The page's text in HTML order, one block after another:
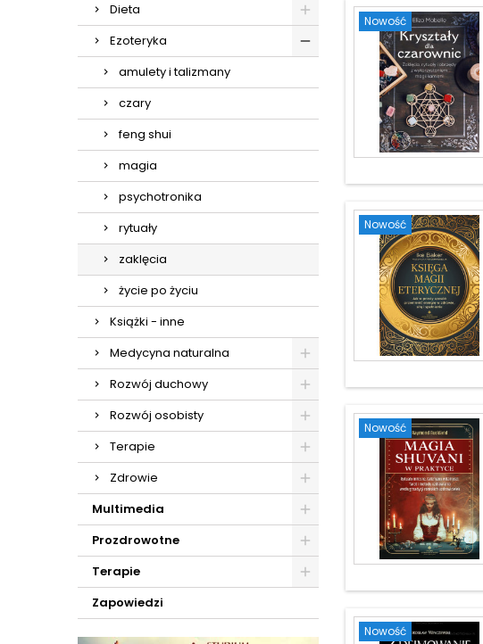
Dieta
Ezoteryka
amulety i talizmany
czary
feng shui
magia
psychotronika
rytuały
zaklęcia
życie po życiu
Książki - inne
Medycyna naturalna
Rozwój duchowy
Rozwój osobisty
Terapie
Zdrowie
Multimedia
Prozdrowotne
Terapie
Zapowiedzi
Nowość
Nowość
Nowość
Nowość